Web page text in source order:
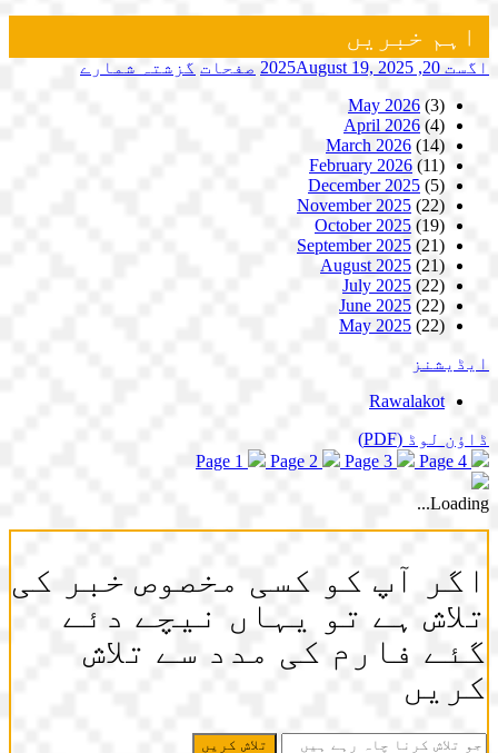
اہم خبریں
اگست 20, 2025 August 19, 2025 صفحات گزشتہ شمارے
May 2026 (3)
April 2026 (4)
March 2026 (14)
February 2026 (11)
December 2025 (5)
November 2025 (22)
October 2025 (19)
September 2025 (21)
August 2025 (21)
July 2025 (22)
June 2025 (22)
May 2025 (22)
ایڈیشنز
Rawalakot
ڈاؤن لوڈ (PDF)
Page 1
Page 2 Page 3 Page 4
Loading...
اگر آپ کو کسی مخصوص خبر کی
تلاش ہے تو یہاں نیچے دئے
گئے فارم کی مدد سے تلاش
کریں